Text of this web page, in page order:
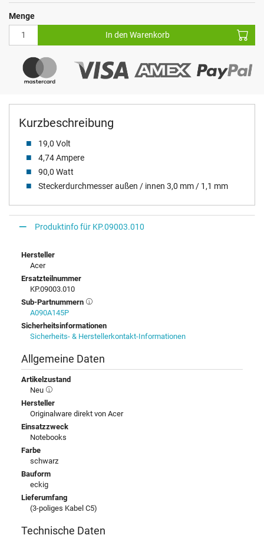
Kurzbeschreibung
19,0 Volt
4,74 Ampere
90,0 Watt
Steckerdurchmesser außen / innen 3,0 mm / 1,1 mm
Menge
In den Warenkorb
Produktinfo für KP.09003.010
Hersteller
Acer
Ersatzteilnummer
KP.09003.010
Sub-Partnummern
A090A145P
Sicherheitsinformationen
Sicherheits- & Herstellerkontakt-Informationen
Allgemeine Daten
Artikelzustand
Neu
Hersteller
Originalware direkt von Acer
Einsatzzweck
Notebooks
Farbe
schwarz
Bauform
eckig
Lieferumfang
(3-poliges Kabel C5)
Technische Daten